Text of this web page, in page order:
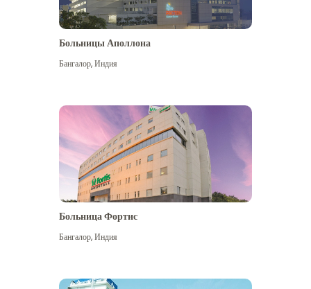
Посмотреть больше
Больницы Аполлона
Бангалор,Индия
Больница Фортис
Бангалор,Индия